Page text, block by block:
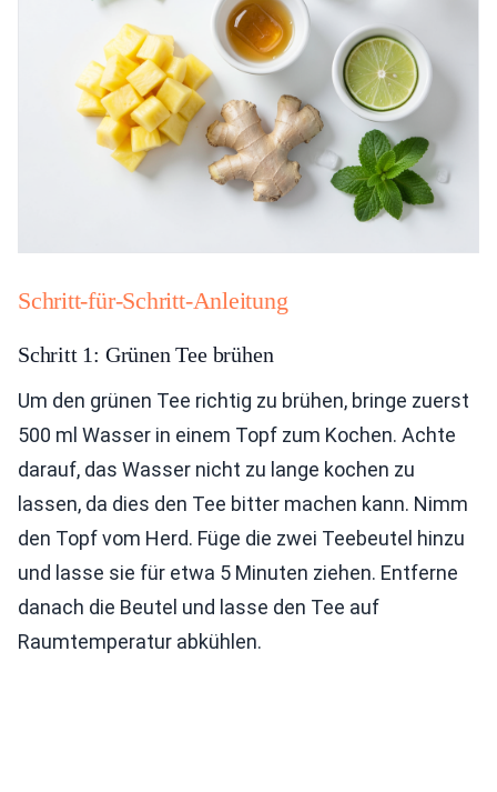
Schritt-für-Schritt-Anleitung
Schritt 1: Grünen Tee brühen
Um den grünen Tee richtig zu brühen, bringe zuerst
500 ml Wasser in einem Topf zum Kochen. Achte
darauf, das Wasser nicht zu lange kochen zu
lassen, da dies den Tee bitter machen kann. Nimm
den Topf vom Herd. Füge die zwei Teebeutel hinzu
und lasse sie für etwa 5 Minuten ziehen. Entferne
danach die Beutel und lasse den Tee auf
Raumtemperatur abkühlen.